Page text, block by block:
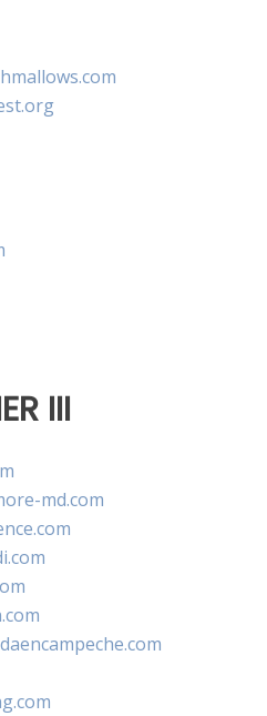
III
md.com